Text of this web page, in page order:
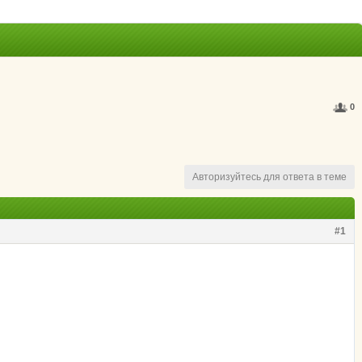
0
Авторизуйтесь для ответа в теме
#1